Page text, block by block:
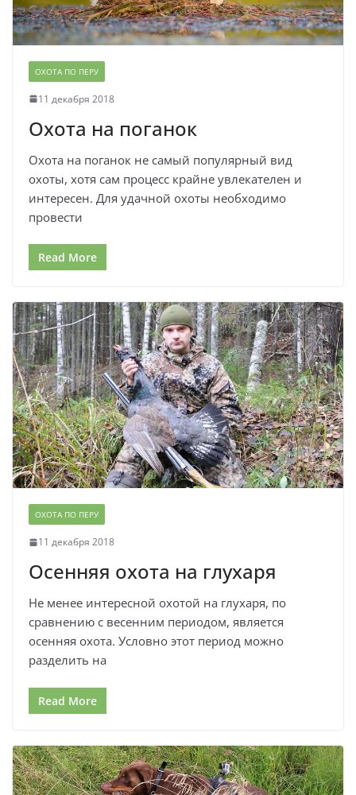
ОХОТА ПО ПЕРУ
11 декабря 2018
Охота на поганок
Охота на поганок не самый популярный вид
охоты, хотя сам процесс крайне увлекателен и
интересен. Для удачной охоты необходимо
провести
Read More
ОХОТА ПО ПЕРУ
11 декабря 2018
Осенняя охота на глухаря
Не менее интересной охотой на глухаря, по
сравнению с весенним периодом, является
осенняя охота. Условно этот период можно
разделить на
Read More